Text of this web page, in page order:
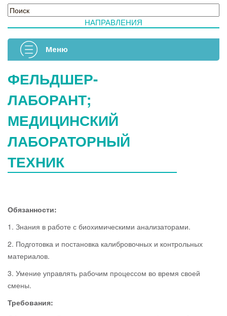
НАПРАВЛЕНИЯ
Меню
ФЕЛЬДШЕР-
ЛАБОРАНТ;
МЕДИЦИНСКИЙ
ЛАБОРАТОРНЫЙ
ТЕХНИК
Обязанности:
1. Знания в работе с биохимическими анализаторами.
2. Подготовка и постановка калибровочных и контрольных
материалов.
3. Умение управлять рабочим процессом во время своей
смены.
Требования: